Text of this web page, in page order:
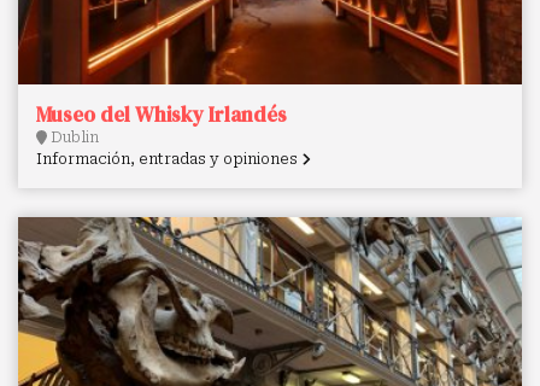
Museo del Whisky Irlandés
Dublin
Información, entradas y opiniones